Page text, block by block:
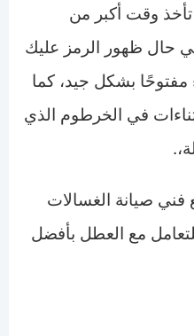
وقت أكبر من
حال ظهور الرمز عليك
مفتوحًا بشكل جيد، كما
في الخرطوم الذي
فني صيانة الغسالات
مع العطل بأفضل